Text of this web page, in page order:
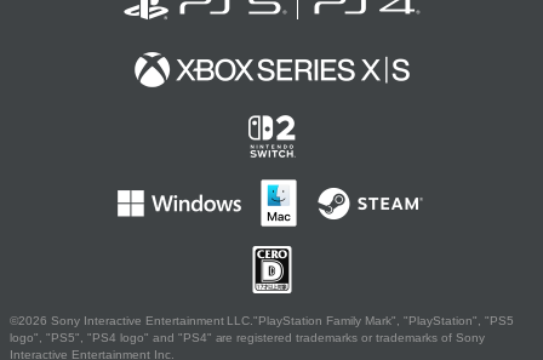
©2026 Sony Interactive Entertainment LLC."PlayStation Family Mark", "PlayStation", "PS5
logo", "PS5", "PS4 logo" and "PS4" are registered trademarks or trademarks of Sony
Interactive Entertainment Inc.